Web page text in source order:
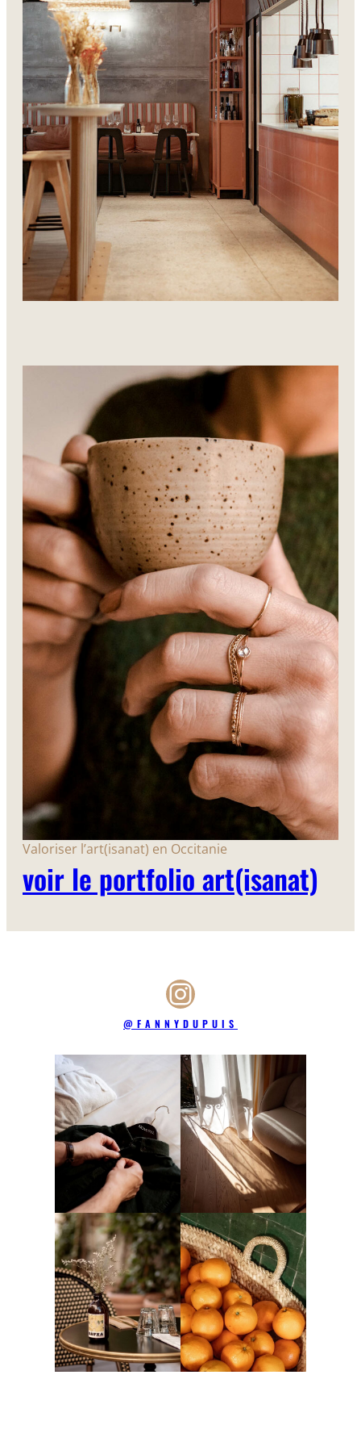
Valoriser l’art(isanat) en Occitanie
voir le portfolio art(isanat)
Instagram
@FANNYDUPUIS